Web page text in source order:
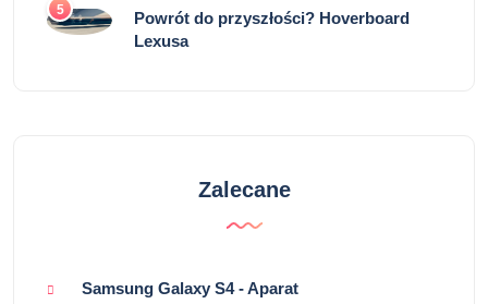
5
Powrót do przyszłości? Hoverboard
Lexusa
Zalecane
Samsung Galaxy S4 - Aparat